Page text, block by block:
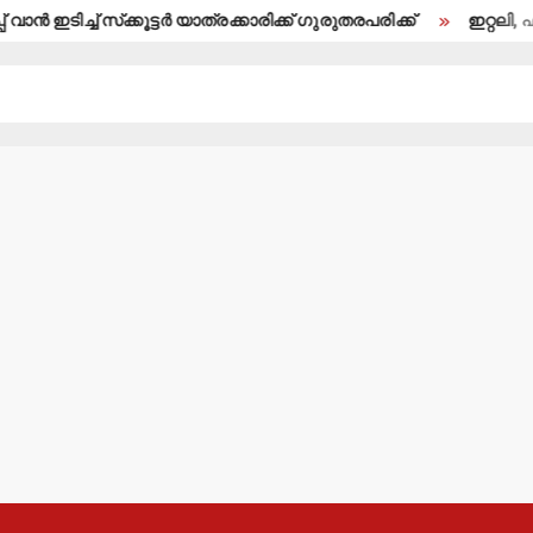
സ്‌ക്കൂട്ടര്‍ യാത്രക്കാരിക്ക് ഗുരുതരപരിക്ക് ഇറ്റലി,